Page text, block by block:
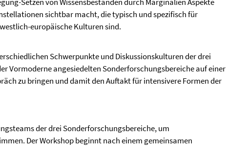
sichtbar macht, die typisch und spezifisch für
europäische Kulturen sind.
Schwerpunkte und Diskussionskulturen der drei
Vormoderne angesiedelten Sonderforschungsbereiche auf einer
zu bringen und damit den Auftakt für intensivere Formen der
der drei Sonderforschungsbereiche, um
Der Workshop beginnt nach einem gemeinsamen